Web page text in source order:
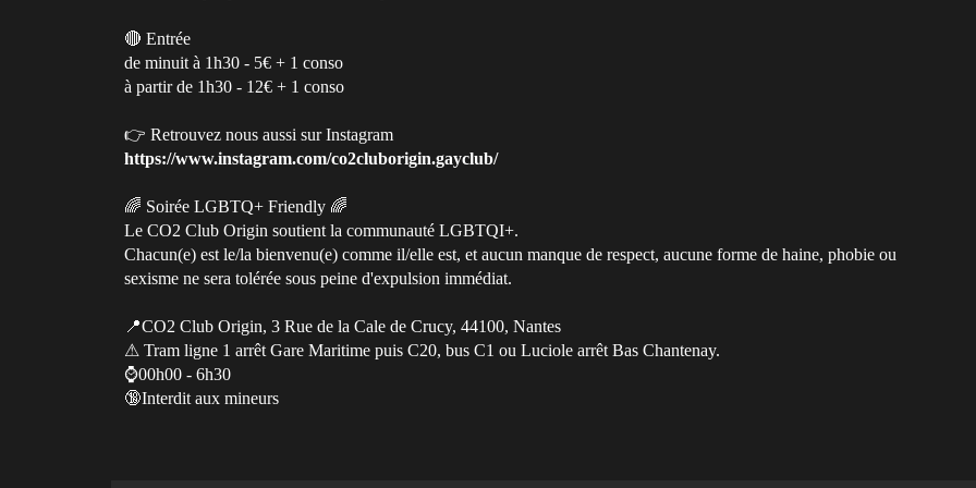
🔴 Entrée
de minuit à 1h30 - 5€ + 1 conso
à partir de 1h30 - 12€ + 1 conso
👉 Retrouvez nous aussi sur Instagram
https://www.instagram.com/co2cluborigin.gayclub/
🌈 Soirée LGBTQ+ Friendly 🌈
Le CO2 Club Origin soutient la communauté LGBTQI+.
Chacun(e) est le/la bienvenu(e) comme il/elle est, et aucun manque de respect, aucune forme de haine, phobie ou
sexisme ne sera tolérée sous peine d'expulsion immédiat.
📍CO2 Club Origin, 3 Rue de la Cale de Crucy, 44100, Nantes
⚠ Tram ligne 1 arrêt Gare Maritime puis C20, bus C1 ou Luciole arrêt Bas Chantenay.
⌚️00h00 - 6h30
🔞Interdit aux mineurs